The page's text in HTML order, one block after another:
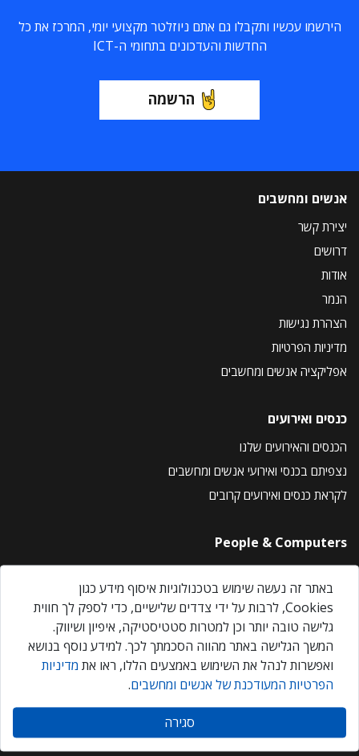
הירשמו עכשיו ותקבלו גם אתם ניוזלטר מקצועי יומי, המרכז את כל
החדשות והעדכונים בתחומי ה-ICT
הרשמה
אנשים ומחשבים
יצירת קשר
דרושים
אודות
הנמר
הצהרת נגישות
מדיניות הפרטיות
אפליקציה אנשים ומחשבים
כנסים ואירועים
הכנסים והאירועים שלנו
נצפיתם בכנסי ואירועי אנשים ומחשבים
לקראת כנסים ואירועים קרובים
People & Computers
About Us
Privacy Policy
Contact Us
Our Events
אנשים ומחשבים © 2026 – כל הזכויות שמורות
באתר זה נעשה שימוש בטכנולוגיות איסוף מידע כגון
Cookies, לרבות על ידי צדדים שלישיים, כדי לספק לך חווית
גלישה טובה יותר וכן למטרות סטטיסטיקה, איפיון ושיווק.
המשך הגלישה באתר מהווה הסכמתך לכך. למידע נוסף בנושא
ואפשרות לנהל את השימוש באמצעים הללו, ראו את מדיניות
הפרטיות המעודכנת של אנשים ומחשבים.
סגירה